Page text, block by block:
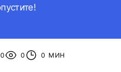
0 0 МИН